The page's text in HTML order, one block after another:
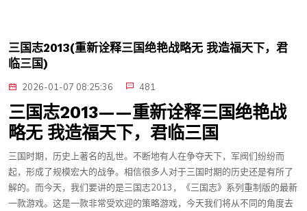
三国志2013(重新诠释三国绝艳战略无 我造福天下，君
临三国)
2026-01-07 08:25:36 481
三国志2013——重新诠释三国绝艳战
略无 我造福天下，君临三国
三国时期，历史上著名的乱世。不断地有人在争夺天下，军阀们纷纷而
起，形成了规模宏大的战争。相信很多人对于三国时期的历史还是有所了
解的。而今天，我们要讲的是三国志2013，《三国志》系列重制版的最新
一款游戏。这是一款非常受欢迎的策略游戏，今天我们将从不同的角度去